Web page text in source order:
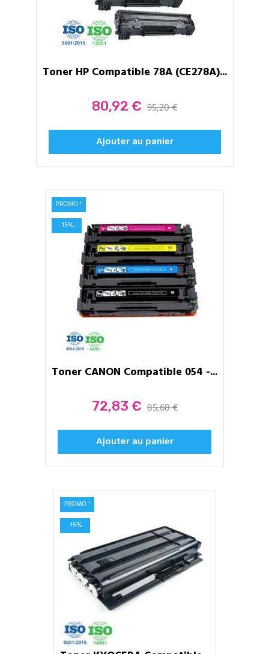
Toner HP Compatible 78A (CE278A)...
Prix
80,92 € 95,20 €
Ajouter au panier
Toner CANON Compatible 054 -...
Prix
72,83 € 85,68 €
Ajouter au panier
PROMO !
-15%
PROMO !
-15%